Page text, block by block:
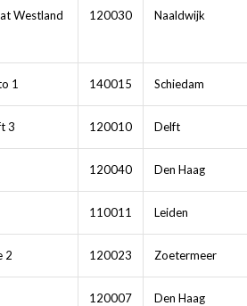
Westland
120030 Naaldwijk
1 140015 Schiedam
3 120010 Delft
120040 Den Haag
110011 Leiden
2 120023 Zoetermeer
120007 Den Haag